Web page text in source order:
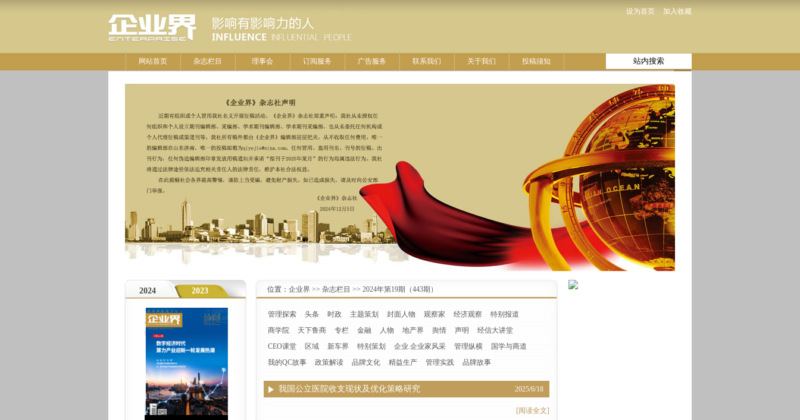
设为首页 加入收藏
网站首页 杂志栏目 理事会 订阅服务 广告服务 联系我们 关于我们 投稿须知
2024 2023 位置： 企业界 >> 杂志栏目 >> 2024年第19期（443期）
管理探索 头条 时政 主题策划 封面人物 观察家 经济观察
特别报道
商学院
天下鲁商 专栏 金融 人物 地产界 舆情 声明
经信大讲堂
CEO课堂
区域 新车界 特别策划 企业.企业家风采 管理纵横
国学与商道
我的QC故事
政策解读 品牌文化 精益生产 管理实践 品牌故事
我国公立医院收支现状及优化策略研究 2025/6/18
[阅读全文]